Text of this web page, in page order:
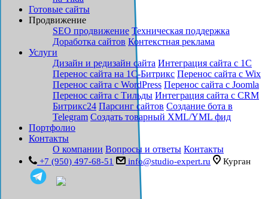
Готовые сайты
Продвижение
SEO продвижение Техническая поддержка
Доработка сайтов Контекстная реклама
Услуги
Дизайн и редизайн сайта Интеграция сайта с 1С
Перенос сайта на 1С-Битрикс Перенос сайта с Wix
Перенос сайта с WordPress Перенос сайта с Joomla
Перенос сайта с Тильды Интеграция сайта с CRM
Битрикс24 Парсинг сайтов Создание бота в
Telegram Создать товарный XML/YML фид
Портфолио
Контакты
О компании Вопросы и ответы Контакты
+7 (950) 497-68-51 info@studio-expert.ru Курган